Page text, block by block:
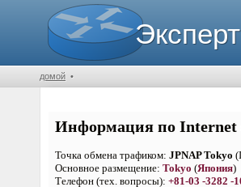
домой •